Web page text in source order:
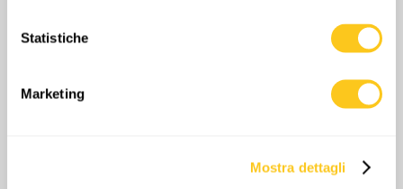
geografica, con un'approssimazione di qualche
Identificare il tuo dispositivo, scansionandolo
attivamente alla ricerca di caratteristiche specifiche
sezione dettagli. Puoi
Statistiche
Marketing
Mostra dettagli